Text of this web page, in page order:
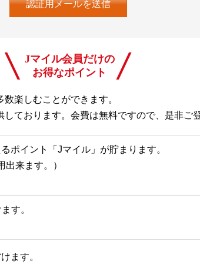
Jマイル会員だけの
お得なポイント
楽しむことができます。
ております。会費は無料ですので、是非ご
ポイント「Jマイル」が貯まります。
出来ます。）
す。
ます。